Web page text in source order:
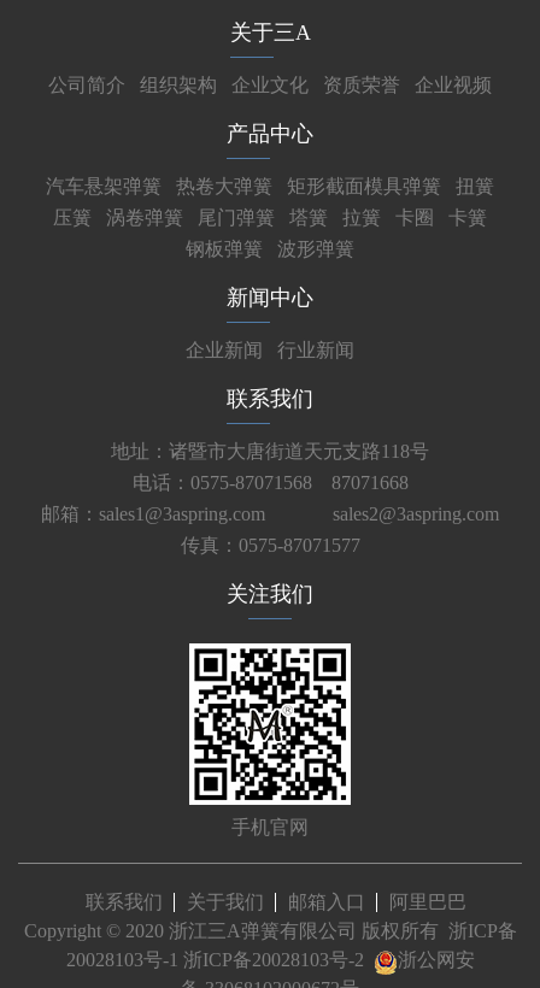
关于三A
公司简介 组织架构 企业文化 资质荣誉 企业视频
产品中心
汽车悬架弹簧 热卷大弹簧 矩形截面模具弹簧
扭簧
压簧
涡卷弹簧 尾门弹簧 塔簧 拉簧 卡圈
卡簧
钢板弹簧
波形弹簧
新闻中心
企业新闻 行业新闻
联系我们
地址：诸暨市大唐街道天元支路118号
电话：0575-87071568 87071668
邮箱：sales1@3aspring.com
sales2@3aspring.com
传真：0575-87071577
关注我们
手机官网
联系我们 关于我们 邮箱入口
阿里巴巴
Copyright © 2020 浙江三A弹簧有限公司 版权所有 浙ICP备
20028103号-1 浙ICP备20028103号-2
浙公网安